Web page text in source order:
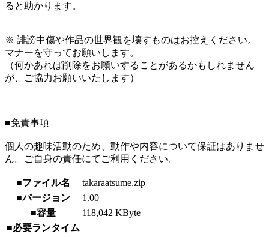
ると助かります。
※ 誹謗中傷や作品の世界観を壊すものはお控えください。
マナーを守ってお願いします。
（何かあれば削除をお願いすることがあるかもしれません
が、ご協力お願いいたします）
■免責事項
個人の趣味活動のため、動作や内容について保証はありませ
ん。ご自身の責任にてご利用ください。
■ファイル名
takaraatsume.zip
■バージョン
1.00
■容量
118,042 KByte
■必要ランタイム